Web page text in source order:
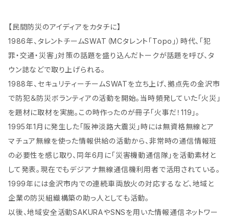
【民間防災のアイディアをカタチに】
1986年、タレントチームSWAT（MCタレント「Topo」）時代、「犯
罪・交通・災害」対策の話題を盛り込んだトークが話題を呼び、タ
ウン誌などで取り上げられる。
1988年、セキュリティーチームSWATを立ち上げ、拠点先の金沢市
で防犯＆防災ボランティアの活動を開始。当時頻発していた「火災」
を題材に取材を実施。この時作ったのが冊子「火事だ！119」。
1995年1月に発生した「阪神淡路大震災」時には無資格無線とア
マチュア無線を使った情報供給の活動から、非常時の通信情報班
の必要性を感じ取り、同年6月に「災害機動通信隊」を活動素材と
して発表。現在でもデジアナ無線通信機利用者で活用されている。
1999年には金沢市内での連続車両放火の対応するなど、地域と
企業の防災組織構築の助っ人としても活動。
以後、地域安全活動SAKURAやSNSを用いた情報通信ネットワー